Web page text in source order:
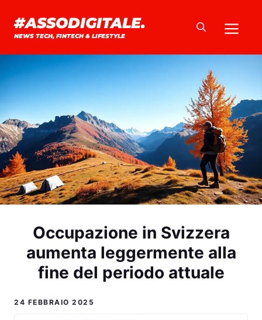
contenuto
#ASSODIGITALE.
NEWS TECH, FINTECH & LIFESTYLE
Occupazione in Svizzera
aumenta leggermente alla
fine del periodo attuale
24 FEBBRAIO 2025